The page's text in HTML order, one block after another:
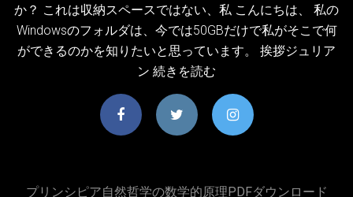
か？ これは収納スペースではない、私 こんにちは、 私の
Windowsのフォルダは、今では50GBだけで私がそこで何
ができるのかを知りたいと思っています。 挨拶ジュリア
ン 続きを読む
プリンシピア自然哲学の数学的原理PDFダウンロード